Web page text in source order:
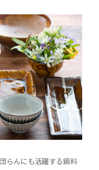
らんにも活躍する鍋料